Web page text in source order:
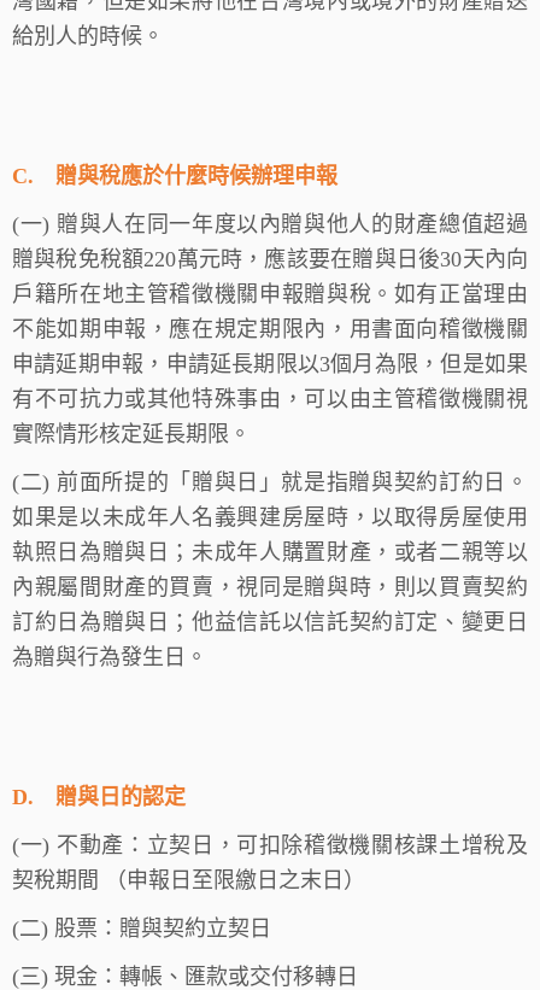
給別人的時候。
C. 贈與稅應於什麼時候辦理申報
(一) 贈與人在同一年度以內贈與他人的財產總值超過
贈與稅免稅額220萬元時，應該要在贈與日後30天內向
戶籍所在地主管稽徵機關申報贈與稅。如有正當理由
不能如期申報，應在規定期限內，用書面向稽徵機關
申請延期申報，申請延長期限以3個月為限，但是如果
有不可抗力或其他特殊事由，可以由主管稽徵機關視
實際情形核定延長期限。
(二) 前面所提的「贈與日」就是指贈與契約訂約日。
如果是以未成年人名義興建房屋時，以取得房屋使用
執照日為贈與日；未成年人購置財產，或者二親等以
內親屬間財產的買賣，視同是贈與時，則以買賣契約
訂約日為贈與日；他益信託以信託契約訂定、變更日
為贈與行為發生日。
D. 贈與日的認定
(一) 不動產：立契日，可扣除稽徵機關核課土增稅及
契稅期間 （申報日至限繳日之末日）
(二) 股票：贈與契約立契日
(三) 現金：轉帳、匯款或交付移轉日